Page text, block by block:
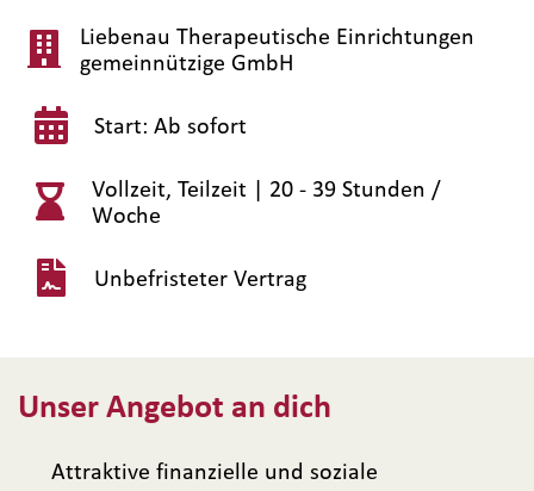
Liebenau Therapeutische Einrichtungen
gemeinnützige GmbH
Start: Ab sofort
Vollzeit, Teilzeit | 20 - 39 Stunden /
Woche
Unbefristeter Vertrag
Unser Angebot an dich
Attraktive finanzielle und soziale